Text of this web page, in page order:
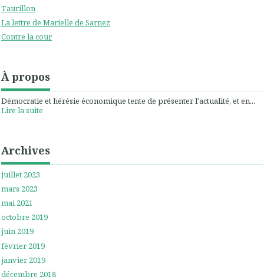
Taurillon
La lettre de Marielle de Sarnez
Contre la cour
À propos
Démocratie et hérésie économique tente de présenter l'actualité, et en...
Lire la suite
Archives
juillet 2023
mars 2023
mai 2021
octobre 2019
juin 2019
février 2019
janvier 2019
décembre 2018